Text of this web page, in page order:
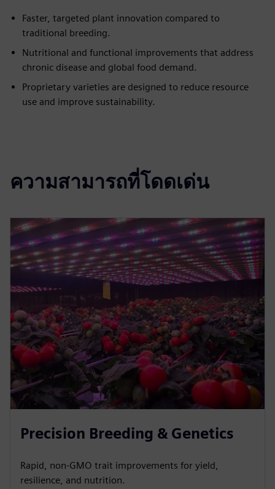
Faster, targeted plant innovation compared to
traditional breeding.
Nutritional and functional improvements that address
chronic disease and global food demand.
Proprietary varieties are designed to reduce resource
use and improve sustainability.
ความสามารถที่โดดเด่น
Precision Breeding & Genetics
Rapid, non-GMO trait improvements for yield,
resilience, and nutrition.